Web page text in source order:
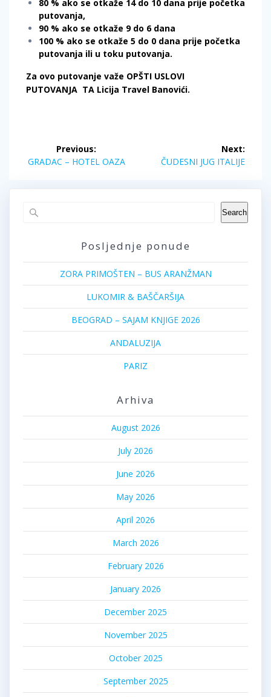
80 % ako se otkaže 14 do 10 dana prije početka
putovanja,
90 % ako se otkaže 9 do 6 dana
100 % ako se otkaže 5 do 0 dana prije početka
putovanja ili u toku putovanja.
Za ovo putovanje važe OPŠTI USLOVI
PUTOVANJA TA Licija Travel Banovići.
navigation
Previous:
Previous
GRADAC – HOTEL OAZA
Next:
Next
ČUDESNI JUG ITALIJE
Search
Posljednje ponude
ZORA PRIMOŠTEN – BUS ARANŽMAN
LUKOMIR & BAŠČARŠIJA
BEOGRAD – SAJAM KNJIGE 2026
ANDALUZIJA
PARIZ
Arhiva
August 2026
July 2026
June 2026
May 2026
April 2026
March 2026
February 2026
January 2026
December 2025
November 2025
October 2025
September 2025